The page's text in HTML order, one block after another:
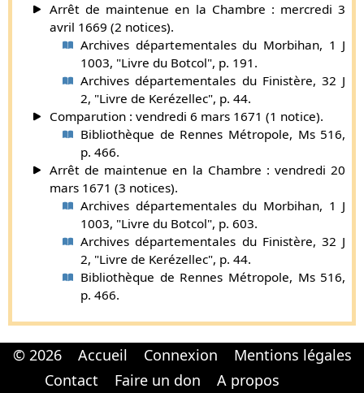
Arrêt de maintenue en la Chambre : mercredi 3
avril 1669 (2 notices).
Archives départementales du Morbihan, 1 J
1003, "Livre du Botcol", p. 191.
Archives départementales du Finistère, 32 J
2, "Livre de Kerézellec", p. 44.
Comparution : vendredi 6 mars 1671 (1 notice).
Bibliothèque de Rennes Métropole, Ms 516,
p. 466.
Arrêt de maintenue en la Chambre : vendredi 20
mars 1671 (3 notices).
Archives départementales du Morbihan, 1 J
1003, "Livre du Botcol", p. 603.
Archives départementales du Finistère, 32 J
2, "Livre de Kerézellec", p. 44.
Bibliothèque de Rennes Métropole, Ms 516,
p. 466.
© 2026 Accueil Connexion
Mentions légales
Contact
Faire un don A propos